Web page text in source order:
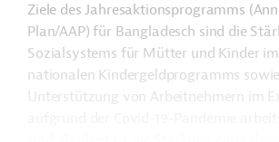
Ziele des Jahresaktionsprogramms
Plan/AAP) für Bangladesch sind die
Sozialsystems für Mütter und Kinder
nationalen Kindergeldprogramms
Unterstützung von Arbeitnehmern im